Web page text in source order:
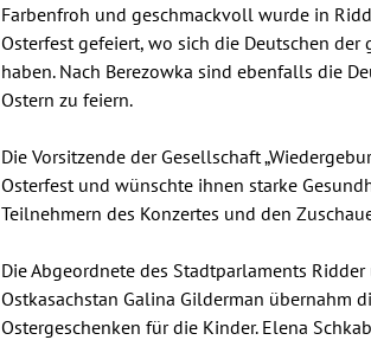
Farbenfroh und geschmackvoll wurde in
Osterfest gefeiert, wo sich die Deutschen
haben. Nach Berezowka sind ebenfalls die
Ostern zu feiern.
Die Vorsitzende der Gesellschaft
Osterfest und wünschte ihnen starke
Teilnehmern des Konzertes und den
Die Abgeordnete des Stadtparlaments
Ostkasachstan Galina Gilderman übernahm
Ostergeschenken für die Kinder. Elena